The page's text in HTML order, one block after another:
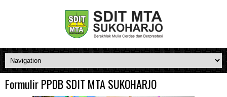
Formulir PPDB SDIT MTA SUKOHARJO